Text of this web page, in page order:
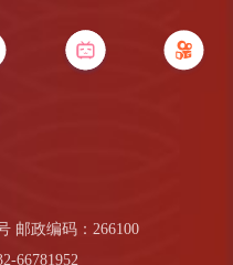
邮政编码：266100
66781952